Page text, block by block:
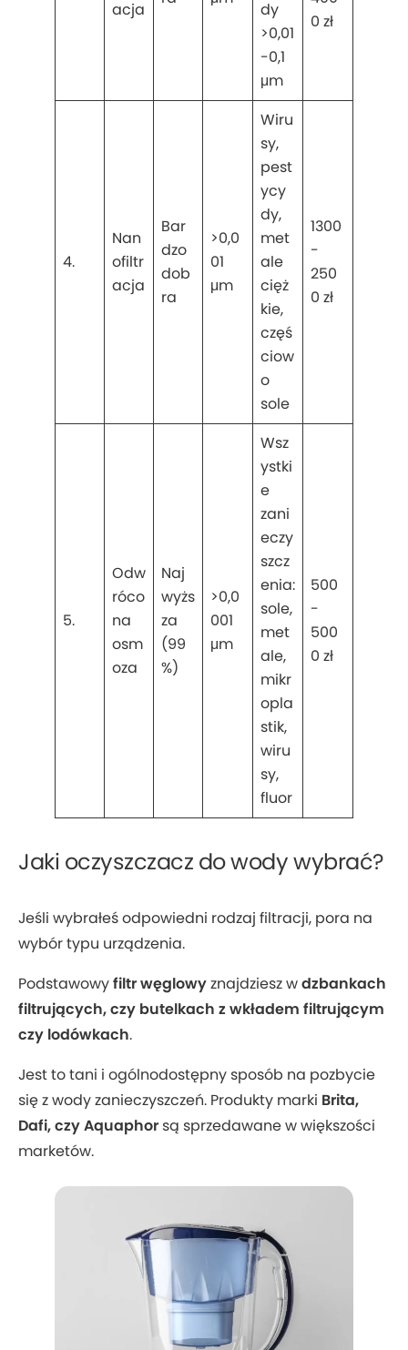
acja
dy
>0,01
-0,1
μm
0 zł
4.
Nan
ofiltr
acja
Bar
dzo
dob
ra
>0,0
01
μm
Wiru
sy,
pest
ycy
dy,
met
ale
cięż
kie,
częś
ciow
o
sole
1300
-
250
0 zł
5.
Odw
róco
na
osm
oza
Naj
wyżs
za
(99
%)
>0,0
001
μm
Wsz
ystki
e
zani
eczy
szcz
enia:
sole,
met
ale,
mikr
opla
stik,
wiru
sy,
fluor
500
-
500
0 zł
Jaki oczyszczacz do wody wybrać?
Jeśli wybrałeś odpowiedni rodzaj filtracji, pora na
wybór typu urządzenia.
Podstawowyfiltr węglowyznajdziesz wdzbankach
filtrujących, czy butelkach z wkładem filtrującym
czy lodówkach.
Jest to tani i ogólnodostępny sposób na pozbycie
się z wody zanieczyszczeń. Produkty marki Brita,
Dafi, czy Aquaphor są sprzedawane w większości
marketów.